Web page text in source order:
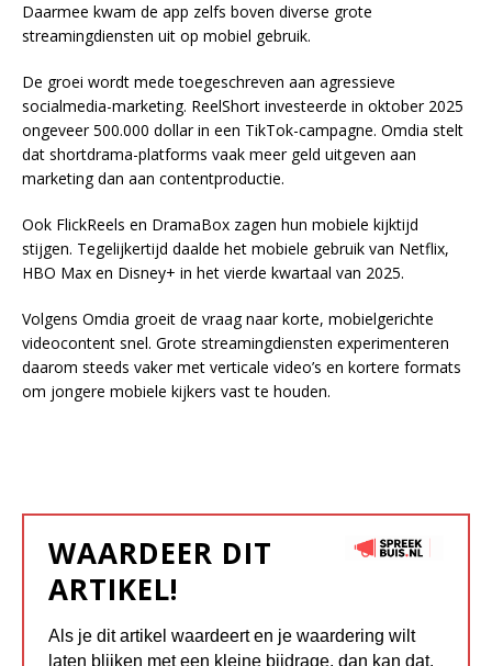
Daarmee kwam de app zelfs boven diverse grote
streamingdiensten uit op mobiel gebruik.
De groei wordt mede toegeschreven aan agressieve
socialmedia-marketing. ReelShort investeerde in oktober 2025
ongeveer 500.000 dollar in een TikTok-campagne. Omdia stelt
dat shortdrama-platforms vaak meer geld uitgeven aan
marketing dan aan contentproductie.
Ook FlickReels en DramaBox zagen hun mobiele kijktijd
stijgen. Tegelijkertijd daalde het mobiele gebruik van Netflix,
HBO Max en Disney+ in het vierde kwartaal van 2025.
Volgens Omdia groeit de vraag naar korte, mobielgerichte
videocontent snel. Grote streamingdiensten experimenteren
daarom steeds vaker met verticale video’s en kortere formats
om jongere mobiele kijkers vast te houden.
WAARDEER DIT
ARTIKEL!
Als je dit artikel waardeert en je waardering wilt
laten blijken met een kleine bijdrage, dan kan dat.